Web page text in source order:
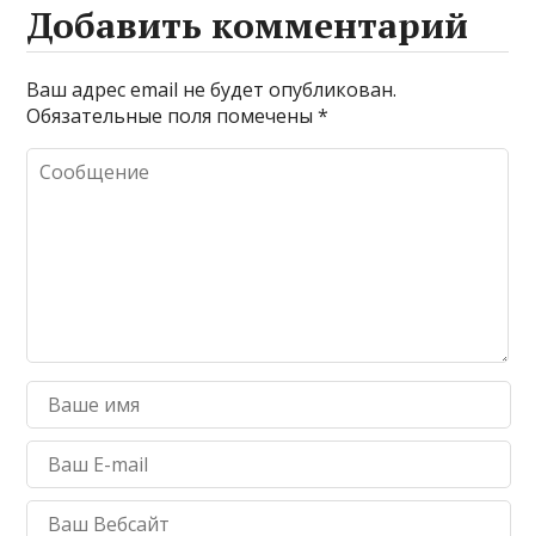
Добавить комментарий
Ваш адрес email не будет опубликован.
Обязательные поля помечены*